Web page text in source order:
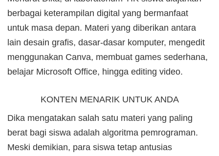
berbagai keterampilan digital yang bermanfaat
untuk masa depan. Materi yang diberikan antara
lain desain grafis, dasar-dasar komputer, mengedit
menggunakan Canva, membuat games sederhana,
belajar Microsoft Office, hingga editing video.
KONTEN MENARIK UNTUK ANDA
Dika mengatakan salah satu materi yang paling
berat bagi siswa adalah algoritma pemrograman.
Meski demikian, para siswa tetap antusias